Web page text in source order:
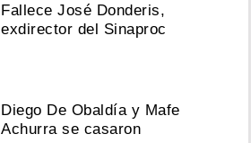
Fallece José Donderis,
exdirector del Sinaproc
Diego De Obaldía y Mafe
Achurra se casaron